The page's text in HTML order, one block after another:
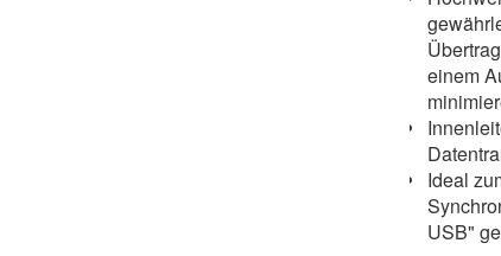
einem
Ideal
USB"